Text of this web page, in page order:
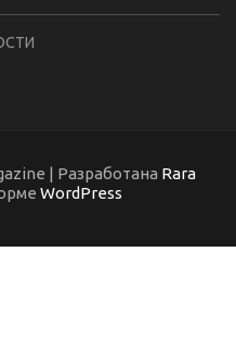
| Разработана Rara
WordPress